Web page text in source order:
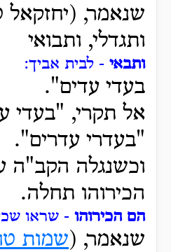
שנאמר, (יחזקאל
ותגדלי, ותבואי
ותבאי - לבית אביך:
בעדי עדים".
אל תקרי, "בעדי
"בעדרי עדרים".
וכשנגלה הקב"ה
הכירוהו תחלה.
הם הכירוהו - שראו
שנאמר, (שמות